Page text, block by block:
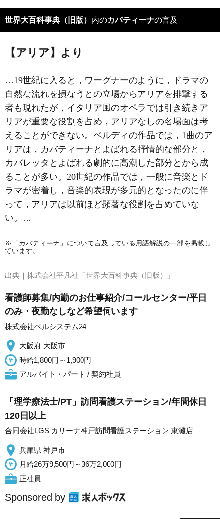
世界大百科事典（旧版） 内のカバティーナの言及
【アリア】より
…19世紀に入ると，ワーグナーのように，ドラマの
自然な流れを損なうとの立場からアリアを排撃する
者も現れたが，イタリア風のオペラでは引き続きア
リアが重要な役割を占め，アリアなしの名場面は考
えることができない。ベルディの作品では，1曲のア
リアは，カバティーナとよばれる抒情的な部分と，
カバレッタとよばれる劇的に高潮した部分とから成
ることが多い。20世紀の作品では，一般に音楽とド
ラマが密着し，音楽的表現が多元的となったのに伴
って，アリアは以前ほど顕著な役割を占めていな
い。…
※「カバティーナ」について言及している用語解説の一部を掲載し
ています。
出典｜ 株式会社平凡社「世界大百科事典（旧版）」
看護師募集/内勤のお仕事紹介/コールセンター/平日
のみ・夜勤なしなど希望伺います
株式会社ベルシステム24
大阪府 大阪市
時給1,800円～1,900円
アルバイト・パート / 契約社員
「理学療法士/PT」訪問看護ステーション/年間休日
120日以上
合同会社LGS カリーナ神戸訪問看護ステーション 東灘店
兵庫県 神戸市
月給26万9,500円～36万2,000円
正社員
Sponsored by